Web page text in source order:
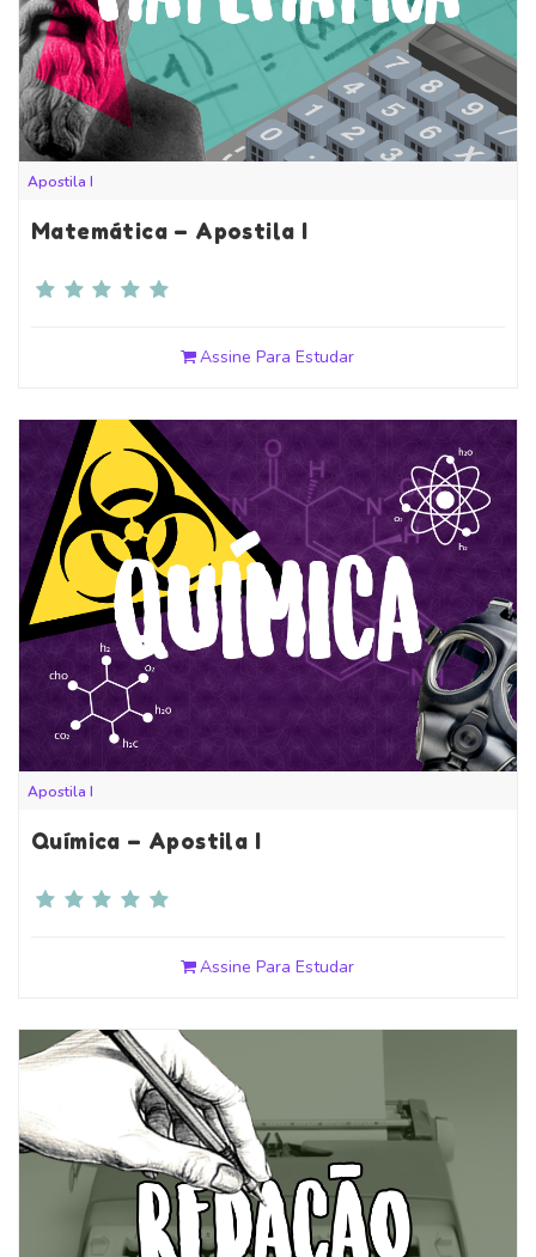
Apostila I
Matemática – Apostila I
Assine Para Estudar
Apostila I
Química – Apostila I
Assine Para Estudar